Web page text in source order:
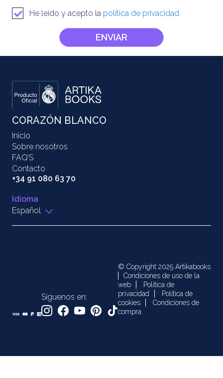
He leído y acepto la política de privacidad.
ENVIAR
CORAZÓN BLANCO
Inicio
Sobre nosotros
FAQ’S
Contacto
+34 91 080 63 70
Idioma
Español
Síguenos en:
© Copyright 2025 Artikabooks
Condiciones de uso de la
web
Política de
privacidad
Política de
cookies
Condiciones de
compra